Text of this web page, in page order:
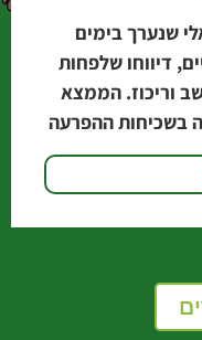
שנערך בימים
דיווחו שלפחות
וריכוז. הממצא
בשכיחות ההפרעה